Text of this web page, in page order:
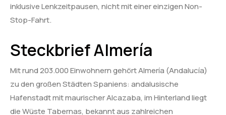
inklusive Lenkzeitpausen, nicht mit einer einzigen Non-
Stop-Fahrt.
Steckbrief Almería
Mit rund 203.000 Einwohnern gehört Almería (Andalucía)
zu den großen Städten Spaniens: andalusische
Hafenstadt mit maurischer Alcazaba, im Hinterland liegt
die Wüste Tabernas, bekannt aus zahlreichen